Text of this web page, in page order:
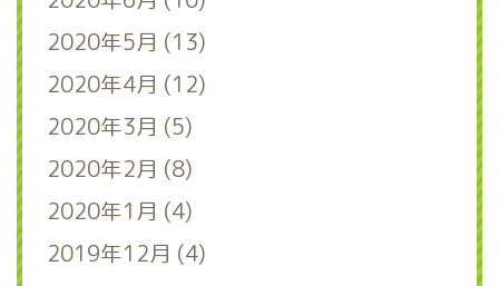
2020年5月 (13)
2020年4月 (12)
2020年3月 (5)
2020年2月 (8)
2020年1月 (4)
2019年12月 (4)